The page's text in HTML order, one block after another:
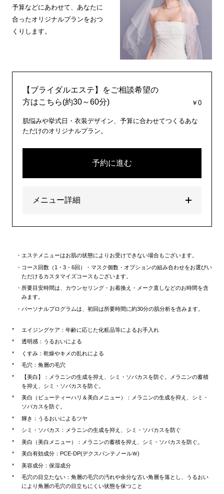
予算などにあわせて、あなたに
合ったオリジナルプランをおつ
くりします。
【ブライダルエステ】をご相談希望の
方はこちら(約30～60分)
￥0
肌悩みや挙式日・衣装デザイン、予算に合わせてつくるあな
ただけのオリジナルプラン。
予約に進む
メニュー詳細
エステメニューはお肌の状態によりお受けできない場合もございます。
コース回数（1・3・6回）・マスク個数・オプションの組み合わせをお選びい
ただけるカスタマイズコースもございます。
所要目安時間は、カウンセリング・お着換え・メーク直しなどのお時間を含
みます。
パーソナルプログラムは、初回は所要時間に約30分の肌分析を含みます。
エイジングケア：年齢に応じた化粧品等によるお手入れ
透明感：うるおいによる
くすみ：乾燥やキメの乱れによる
毛穴：角層の毛穴
【美白】：メラニンの生成を抑え、シミ・ソバカスを防ぐ。メラニンの蓄積
を抑え、シミ・ソバカスを防ぐ。
美白（ビューティーハリ＆美白メニュー）：メラニンの生成を抑え、シミ・
ソバカスを防ぐ。
輝き：うるおいによるツヤ
シミ・ソバカス：メラニンの生成を抑え、シミ・ソバカスを防ぐ
美白（美白メニュー）：メラニンの蓄積を抑え、シミ・ソバカスを防ぐ。
美白有効成分：PCE-DP(デクスパンテノールＷ)
美容成分：保湿成分
毛穴の目立たない：角層の毛穴の汚れや余分な古い角層を落とし、うるおい
により角層の毛穴の目立ちにくい状態を保つこと